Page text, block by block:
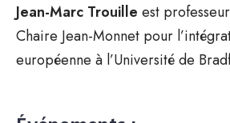
Jean-Marc Trouille est
Chaire Jean-Monnet pour
européenne à l’Université de